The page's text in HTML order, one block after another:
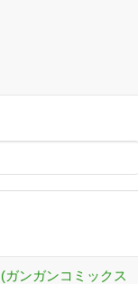
ンガンコミックス